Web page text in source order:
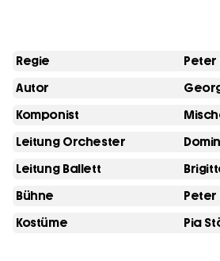
Regie
Peter
Autor
Komponist
Leitung Orchester
Leitung Ballett
Bühne
Peter
Kostüme
Pia